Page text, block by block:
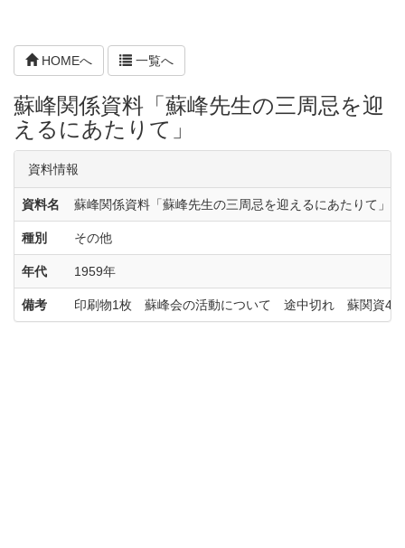
HOMEへ 一覧へ
蘇峰関係資料「蘇峰先生の三周忌を迎
えるにあたりて」
資料情報
資料名 蘇峰関係資料「蘇峰先生の三周忌を迎えるにあたりて」
種別 その他
年代 1959年
備考 印刷物1枚 蘇峰会の活動について 途中切れ 蘇関資